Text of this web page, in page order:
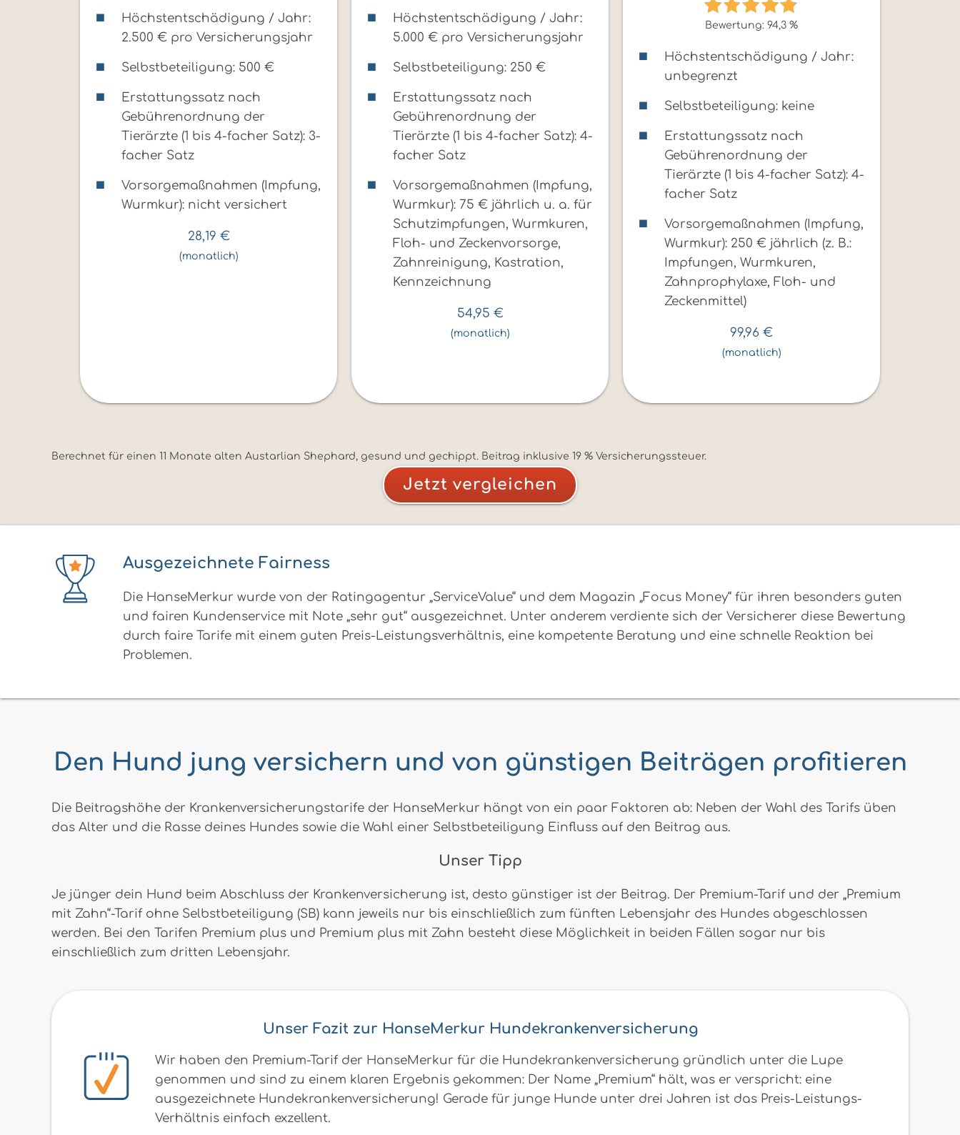
Höchstentschädigung / Jahr:
2.500 € pro Versicherungsjahr
Selbstbeteiligung: 500 €
Erstattungssatz nach
Gebührenordnung der
Tierärzte (1 bis 4-facher Satz): 3-
facher Satz
Vorsorgemaßnahmen (Impfung,
Wurmkur): nicht versichert
28,19 €
(monatlich)
Höchstentschädigung / Jahr:
5.000 € pro Versicherungsjahr
Selbstbeteiligung: 250 €
Erstattungssatz nach
Gebührenordnung der
Tierärzte (1 bis 4-facher Satz): 4-
facher Satz
Vorsorgemaßnahmen (Impfung,
Wurmkur): 75 € jährlich u. a. für
Schutzimpfungen, Wurmkuren,
Floh- und Zeckenvorsorge,
Zahnreinigung, Kastration,
Kennzeichnung
54,95 €
(monatlich)
Bewertung: 94,3 %
Höchstentschädigung / Jahr:
unbegrenzt
Selbstbeteiligung: keine
Erstattungssatz nach
Gebührenordnung der
Tierärzte (1 bis 4-facher Satz): 4-
facher Satz
Vorsorgemaßnahmen (Impfung,
Wurmkur): 250 € jährlich (z. B.:
Impfungen, Wurmkuren,
Zahnprophylaxe, Floh- und
Zeckenmittel)
99,96 €
(monatlich)
Berechnet für einen 11 Monate alten Austarlian Shephard, gesund und gechippt. Beitrag inklusive 19 % Versicherungssteuer.
Jetzt vergleichen
Ausgezeichnete Fairness
Die HanseMerkur wurde von der Ratingagentur „ServiceValue“ und dem Magazin „Focus Money“ für ihren besonders guten
und fairen Kundenservice mit Note „sehr gut“ ausgezeichnet. Unter anderem verdiente sich der Versicherer diese Bewertung
durch faire Tarife mit einem guten Preis-Leistungsverhältnis, eine kompetente Beratung und eine schnelle Reaktion bei
Problemen.
Den Hund jung versichern und von günstigen Beiträgen profitieren
Die Beitragshöhe der Krankenversicherungstarife der HanseMerkur hängt von ein paar Faktoren ab: Neben der Wahl des Tarifs üben
das Alter und die Rasse deines Hundes sowie die Wahl einer Selbstbeteiligung Einfluss auf den Beitrag aus.
Unser Tipp
Je jünger dein Hund beim Abschluss der Krankenversicherung ist, desto günstiger ist der Beitrag. Der Premium-Tarif und der „Premium
mit Zahn“-Tarif ohne Selbstbeteiligung (SB) kann jeweils nur bis einschließlich zum fünften Lebensjahr des Hundes abgeschlossen
werden. Bei den Tarifen Premium plus und Premium plus mit Zahn besteht diese Möglichkeit in beiden Fällen sogar nur bis
einschließlich zum dritten Lebensjahr.
Unser Fazit zur HanseMerkur Hundekrankenversicherung
Wir haben den Premium-Tarif der HanseMerkur für die Hundekrankenversicherung gründlich unter die Lupe
genommen und sind zu einem klaren Ergebnis gekommen: Der Name „Premium“ hält, was er verspricht: eine
ausgezeichnete Hundekrankenversicherung! Gerade für junge Hunde unter drei Jahren ist das Preis-Leistungs-
Verhältnis einfach exzellent.